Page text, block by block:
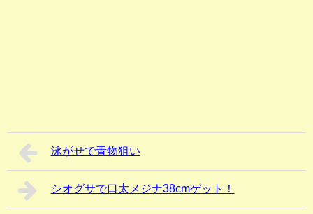
泳がせで青物狙い
シオグサで口太メジナ38cmゲット！